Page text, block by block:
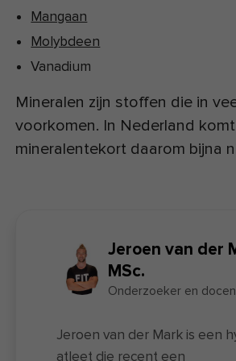
Mangaan
Molybdeen
Vanadium
Mineralen zijn stoffen die in
voorkomen. In Nederland
mineralentekort daarom bijna
Jeroen van der
MSc.
Onderzoeker en
Jeroen van der Mark is een
atleet die recent een